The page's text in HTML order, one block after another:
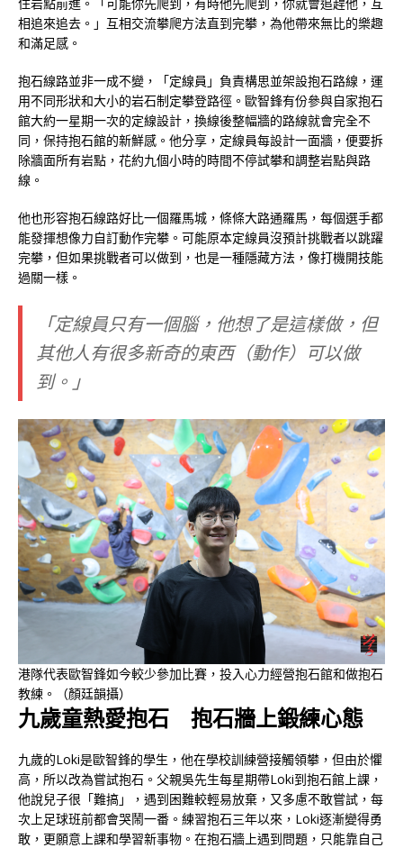
相追來追去。」互相交流攀爬方法直到完攀，為他帶來無比的樂趣
和滿足感。
抱石線路並非一成不變，「定線員」負責構思並架設抱石路線，運
用不同形狀和大小的岩石制定攀登路徑。歐智鋒有份參與自家抱石
館大約一星期一次的定線設計，換線後整幅牆的路線就會完全不
同，保持抱石館的新鮮感。他分享，定線員每設計一面牆，便要拆
除牆面所有岩點，花約九個小時的時間不停試攀和調整岩點與路
線。
他也形容抱石線路好比一個羅馬城，條條大路通羅馬，每個選手都
能發揮想像力自訂動作完攀。可能原本定線員沒預計挑戰者以跳躍
完攀，但如果挑戰者可以做到，也是一種隱藏方法，像打機開技能
過關一樣。
「定線員只有一個腦，他想了是這樣做，但
其他人有很多新奇的東西（動作）可以做
到。」
港隊代表歐智鋒如今較少參加比賽，投入心力經營抱石館和做抱石
教練。（顏廷韻攝）
九歲童熱愛抱石 抱石牆上鍛練心態
九歲的Loki是歐智鋒的學生，他在學校訓練營接觸領攀，但由於懼
高，所以改為嘗試抱石。父親吳先生每星期帶Loki到抱石館上課，
他說兒子很「難搞」，遇到困難較輕易放棄，又多慮不敢嘗試，每
次上足球班前都會哭鬧一番。練習抱石三年以來，Loki逐漸變得勇
敢，更願意上課和學習新事物。在抱石牆上遇到問題，只能靠自己